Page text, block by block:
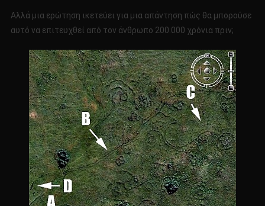
Αλλά μια ερώτηση ικετεύει για μια απάντηση πώς θα μπορούσε
αυτό να επιτευχθεί από τον άνθρωπο 200.000 χρόνια πριν;